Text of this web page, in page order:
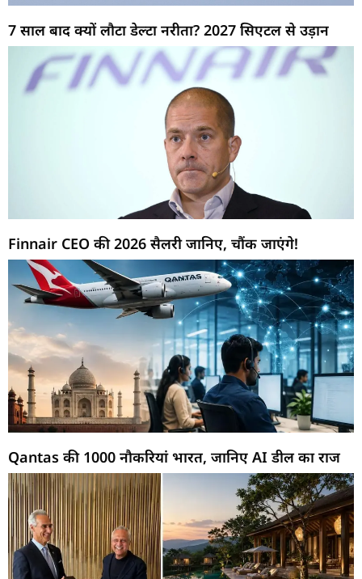
7 साल बाद क्यों लौटा डेल्टा नरीता? 2027 सिएटल से उड़ान
Finnair CEO की 2026 सैलरी जानिए, चौंक जाएंगे!
Qantas की 1000 नौकरियां भारत, जानिए AI डील का राज